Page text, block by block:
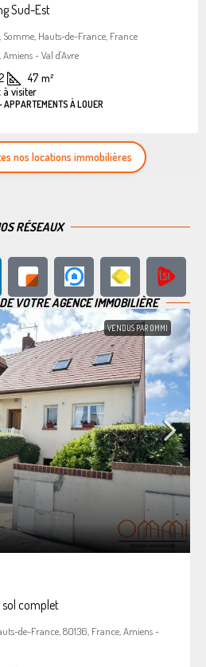
Sud-Est
Somme, Hauts-de-France, France
- Val d'Avre
47 m²
à visiter
APPARTEMENTS À LOUER
nos locations immobilières
RÉSEAUX
VOTRE AGENCE IMMOBILIÈRE
VENDUS PAR OMMI
sol complet
de-France, 80136, France, Amiens -